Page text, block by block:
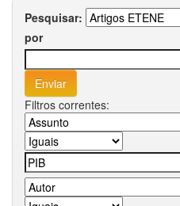
Pesquisar:
por
Filtros correntes: